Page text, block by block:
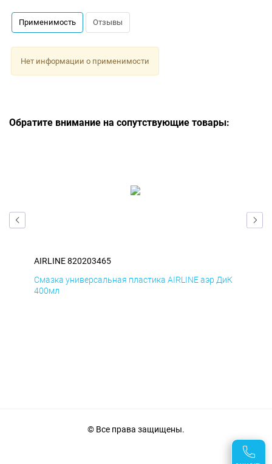
Применимость Отзывы
Нет информации о применимости
Обратите внимание на сопутствующие товары:
AIRLINE 820203465
Смазка универсальная пластика AIRLINE аэр ДиК
400мл
© Все права защищены.